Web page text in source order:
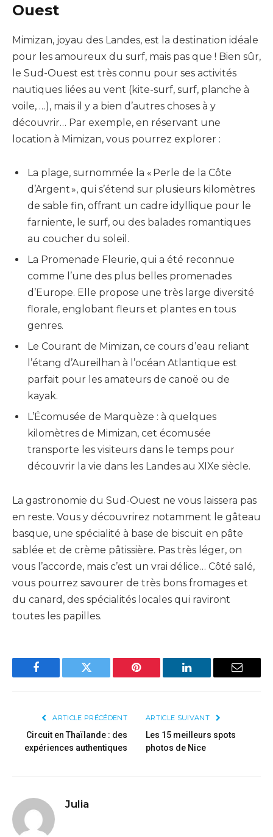
Ouest
Mimizan, joyau des Landes, est la destination idéale
pour les amoureux du surf, mais pas que ! Bien sûr,
le Sud-Ouest est très connu pour ses activités
nautiques liées au vent (kite-surf, surf, planche à
voile, …), mais il y a bien d’autres choses à y
découvrir… Par exemple, en réservant une
location à Mimizan, vous pourrez explorer :
La plage, surnommée la « Perle de la Côte
d’Argent », qui s’étend sur plusieurs kilomètres
de sable fin, offrant un cadre idyllique pour le
farniente, le surf, ou des balades romantiques
au coucher du soleil.
La Promenade Fleurie, qui a été reconnue
comme l’une des plus belles promenades
d’Europe. Elle propose une très large diversité
florale, englobant fleurs et plantes en tous
genres.
Le Courant de Mimizan, ce cours d’eau reliant
l’étang d’Aureilhan à l’océan Atlantique est
parfait pour les amateurs de canoë ou de
kayak.
L’Écomusée de Marquèze : à quelques
kilomètres de Mimizan, cet écomusée
transporte les visiteurs dans le temps pour
découvrir la vie dans les Landes au XIXe siècle.
La gastronomie du Sud-Ouest ne vous laissera pas
en reste. Vous y découvrirez notamment le gâteau
basque, une spécialité à base de biscuit en pâte
sablée et de crème pâtissière. Pas très léger, on
vous l’accorde, mais c’est un vrai délice… Côté salé,
vous pourrez savourer de très bons fromages et
du canard, des spécialités locales qui raviront
toutes les papilles.
Facebook Twitter Pinterest LinkedIn Email
ARTICLE PRÉCÉDENT
Circuit en Thaïlande : des
expériences authentiques
ARTICLE SUIVANT
Les 15 meilleurs spots
photos de Nice
Julia